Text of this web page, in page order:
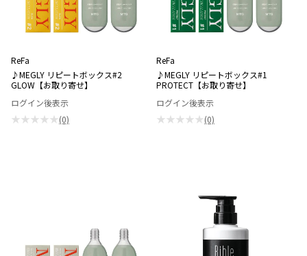
ReFa
♪MEGLY リピートボックス#2
GLOW【お取り寄せ】
ログイン後表示
★★★★★(0)
ReFa
♪MEGLY リピートボックス#1
PROTECT【お取り寄せ】
ログイン後表示
★★★★★(0)